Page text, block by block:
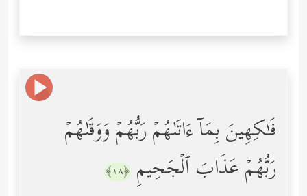
فَـٰكِهِینَ بِمَاۤ ءَاتَىٰهُمۡ رَبُّهُمۡ وَوَقَىٰهُمۡ
رَبُّهُمۡ عَذَابَ ٱلۡجَحِیمِ ﴿١٨﴾